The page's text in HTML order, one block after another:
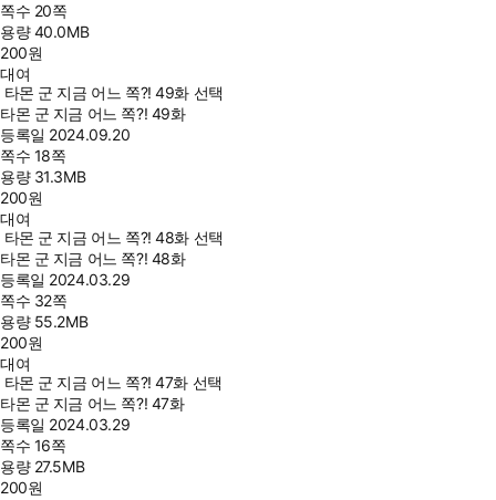
쪽수 20쪽
용량40.0MB
200원
대여
타몬 군 지금 어느 쪽?! 49화 선택
타몬 군 지금 어느 쪽?! 49화
등록일 2024.09.20
쪽수 18쪽
용량 31.3MB
200원
대여
타몬 군 지금 어느 쪽?! 48화 선택
타몬 군 지금 어느 쪽?! 48화
등록일 2024.03.29
쪽수 32쪽
용량 55.2MB
200원
대여
타몬 군 지금 어느 쪽?! 47화 선택
타몬 군 지금 어느 쪽?! 47화
등록일 2024.03.29
쪽수 16쪽
용량 27.5MB
200원